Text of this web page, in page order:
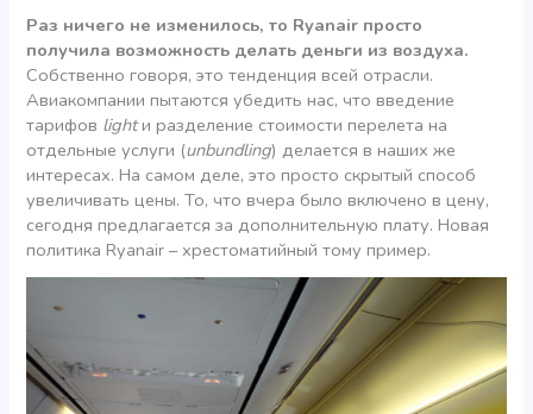
Раз ничего не изменилось, то Ryanair просто
получила возможность делать деньги из воздуха.
Собственно говоря, это тенденция всей отрасли.
Авиакомпании пытаются убедить нас, что введение
тарифов lightи разделение стоимости перелета на
отдельные услуги (unbundling) делается в наших же
интересах. На самом деле, это просто скрытый способ
увеличивать цены. То, что вчера было включено в цену,
сегодня предлагается за дополнительную плату. Новая
политика Ryanair – хрестоматийный тому пример.